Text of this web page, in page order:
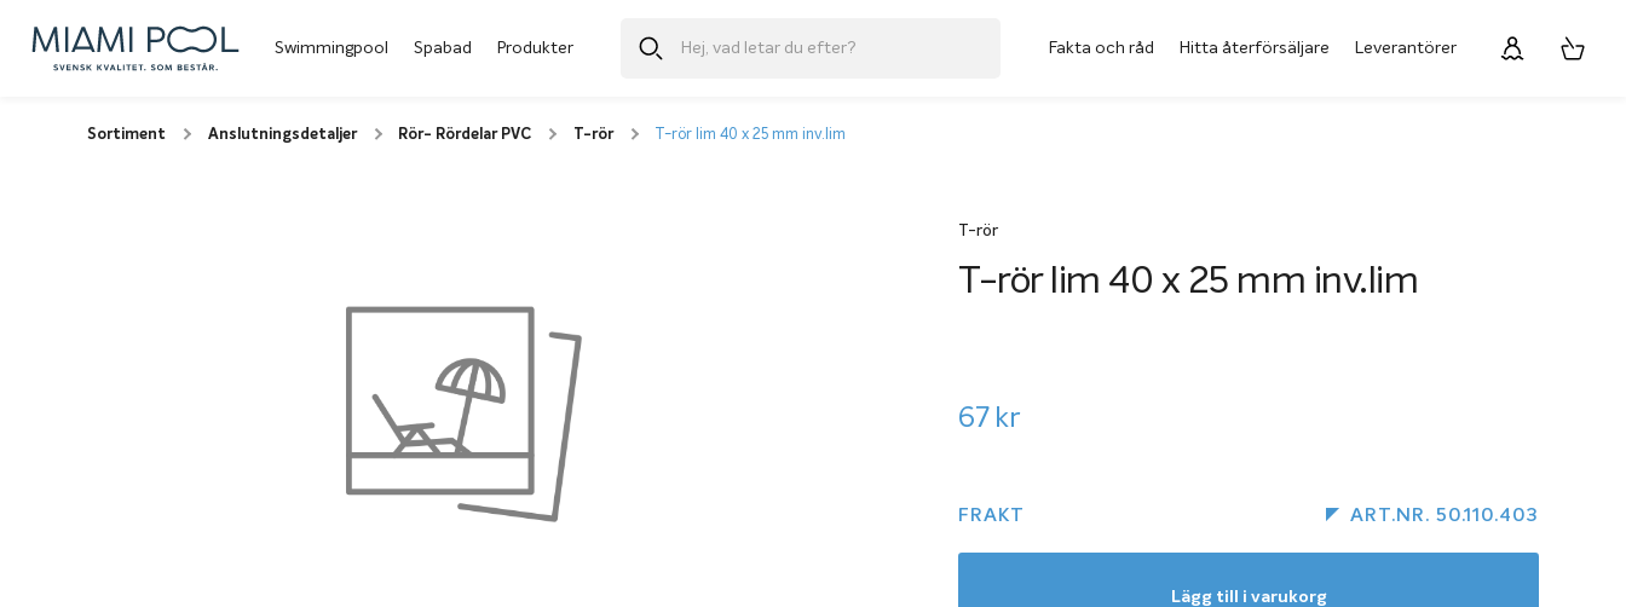
Swimmingpool Spabad Produkter Fakta och råd Hitta återförsäljare Leverantörer
Sortiment Anslutningsdetaljer Rör- Rördelar PVC T-rör T-rör lim 40 x 25 mm inv.lim
T-rör
T-rör lim 40 x 25 mm inv.lim
67 kr
FRAKT ART.NR. 50.110.403
Lägg till i varukorg